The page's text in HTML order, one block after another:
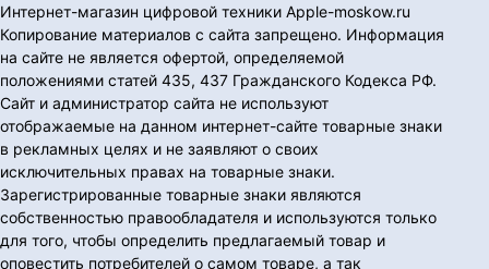
Интернет-магазин цифровой техники Apple-moskow.ru
Копирование материалов с сайта запрещено. Информация
на сайте не является офертой, определяемой
положениями статей 435, 437 Гражданского Кодекса РФ.
Сайт и администратор сайта не используют
отображаемые на данном интернет-сайте товарные знаки
в рекламных целях и не заявляют о своих
исключительных правах на товарные знаки.
Зарегистрированные товарные знаки являются
собственностью правообладателя и используются только
для того, чтобы определить предлагаемый товар и
оповестить потребителей о самом товаре, а так